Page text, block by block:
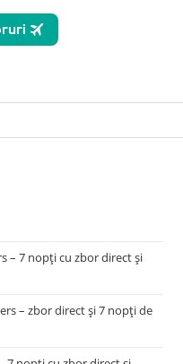
– 7 nopți cu zbor direct și
– zbor direct și 7 nopți de